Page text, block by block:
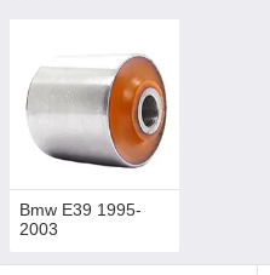
Bmw E39 1995-
2003